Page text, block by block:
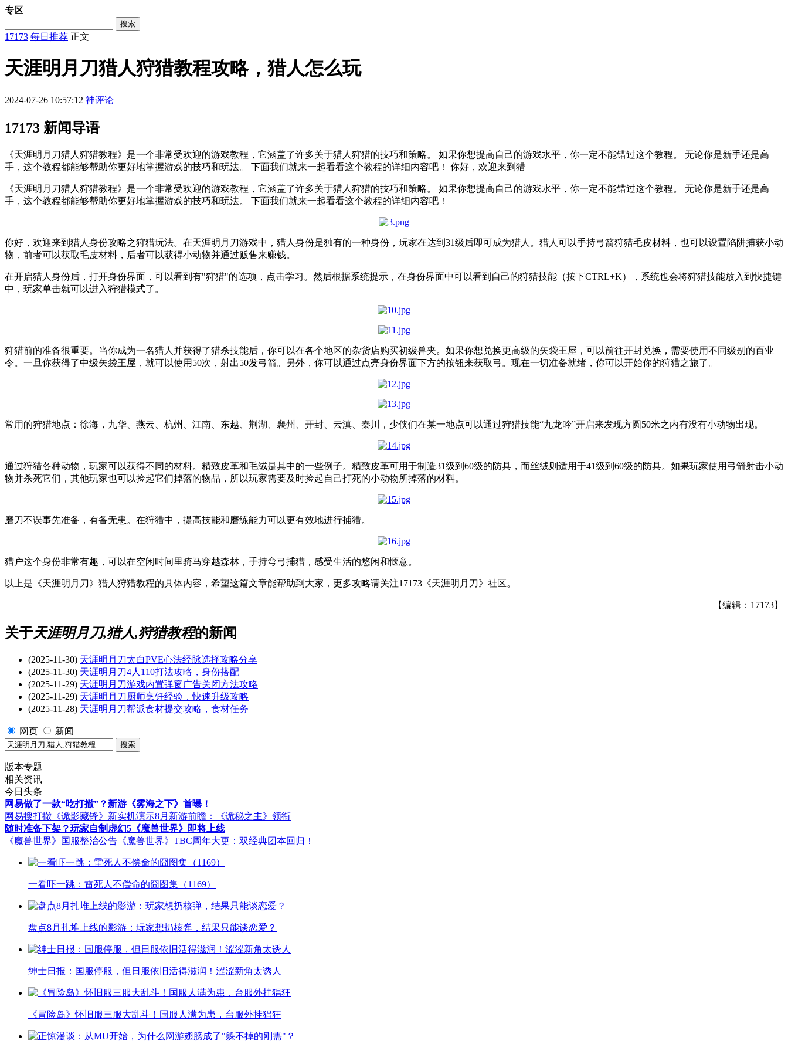
专区
搜索
17173 每日推荐 正文
天涯明月刀猎人狩猎教程攻略，猎人怎么玩
2024-07-26 10:57:12 神评论
17173 新闻导语
《天涯明月刀猎人狩猎教程》是一个非常受欢迎的游戏教程，它涵盖了许多关于猎人狩猎的技巧和策略。 如果你想提高自己的游戏水平，你一定不能错过这个教程。 无论你是新手还是高
手，这个教程都能够帮助你更好地掌握游戏的技巧和玩法。 下面我们就来一起看看这个教程的详细内容吧！ 你好，欢迎来到猎
《天涯明月刀猎人狩猎教程》是一个非常受欢迎的游戏教程，它涵盖了许多关于猎人狩猎的技巧和策略。 如果你想提高自己的游戏水平，你一定不能错过这个教程。 无论你是新手还是高
手，这个教程都能够帮助你更好地掌握游戏的技巧和玩法。 下面我们就来一起看看这个教程的详细内容吧！
你好，欢迎来到猎人身份攻略之狩猎玩法。在天涯明月刀游戏中，猎人身份是独有的一种身份，玩家在达到31级后即可成为猎人。猎人可以手持弓箭狩猎毛皮材料，也可以设置陷阱捕获小动
物，前者可以获取毛皮材料，后者可以获得小动物并通过贩售来赚钱。
在开启猎人身份后，打开身份界面，可以看到有"狩猎"的选项，点击学习。然后根据系统提示，在身份界面中可以看到自己的狩猎技能（按下CTRL+K），系统也会将狩猎技能放入到快捷键
中，玩家单击就可以进入狩猎模式了。
狩猎前的准备很重要。当你成为一名猎人并获得了猎杀技能后，你可以在各个地区的杂货店购买初级兽夹。如果你想兑换更高级的矢袋王屋，可以前往开封兑换，需要使用不同级别的百业
令。一旦你获得了中级矢袋王屋，就可以使用50次，射出50发弓箭。另外，你可以通过点亮身份界面下方的按钮来获取弓。现在一切准备就绪，你可以开始你的狩猎之旅了。
常用的狩猎地点：徐海，九华、燕云、杭州、江南、东越、荆湖、襄州、开封、云滇、秦川，少侠们在某一地点可以通过狩猎技能“九龙吟”开启来发现方圆50米之内有没有小动物出现。
通过狩猎各种动物，玩家可以获得不同的材料。精致皮革和毛绒是其中的一些例子。精致皮革可用于制造31级到60级的防具，而丝绒则适用于41级到60级的防具。如果玩家使用弓箭射击小动
物并杀死它们，其他玩家也可以捡起它们掉落的物品，所以玩家需要及时捡起自己打死的小动物所掉落的材料。
磨刀不误事先准备，有备无患。在狩猎中，提高技能和磨练能力可以更有效地进行捕猎。
猎户这个身份非常有趣，可以在空闲时间里骑马穿越森林，手持弯弓捕猎，感受生活的悠闲和惬意。
以上是《天涯明月刀》猎人狩猎教程的具体内容，希望这篇文章能帮助到大家，更多攻略请关注17173《天涯明月刀》社区。
【编辑：17173】
关于天涯明月刀,猎人,狩猎教程的新闻
(2025-11-30) 天涯明月刀太白PVE心法经脉选择攻略分享
(2025-11-30) 天涯明月刀4人110打法攻略，身份搭配
(2025-11-29) 天涯明月刀游戏内置弹窗广告关闭方法攻略
(2025-11-29) 天涯明月刀厨师烹饪经验，快速升级攻略
(2025-11-28) 天涯明月刀帮派食材提交攻略，食材任务
网页 新闻
版本专题
相关资讯
今日头条
网易做了一款“吃打撤”？新游《雾海之下》首曝！
网易搜打撤《诡影藏锋》新实机演示8月新游前瞻：《诡秘之主》领衔
随时准备下架？玩家自制虚幻5《魔兽世界》即将上线
《魔兽世界》国服整治公告 《魔兽世界》TBC周年大更：双经典团本回归！
一看吓一跳：雷死人不偿命的囧图集（1169）
盘点8月扎堆上线的影游：玩家想扔核弹，结果只能谈恋爱？
绅士日报：国服停服，但日服依旧活得滋润！涩涩新角太诱人
《冒险岛》怀旧服三服大乱斗！国服人满为患，台服外挂猖狂